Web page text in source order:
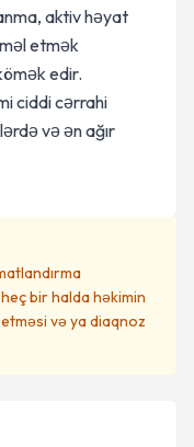
aktiv həyat
etmək
edir.
ciddi cərrahi
və ən ağır
bir halda həkimin
və ya diaqnoz